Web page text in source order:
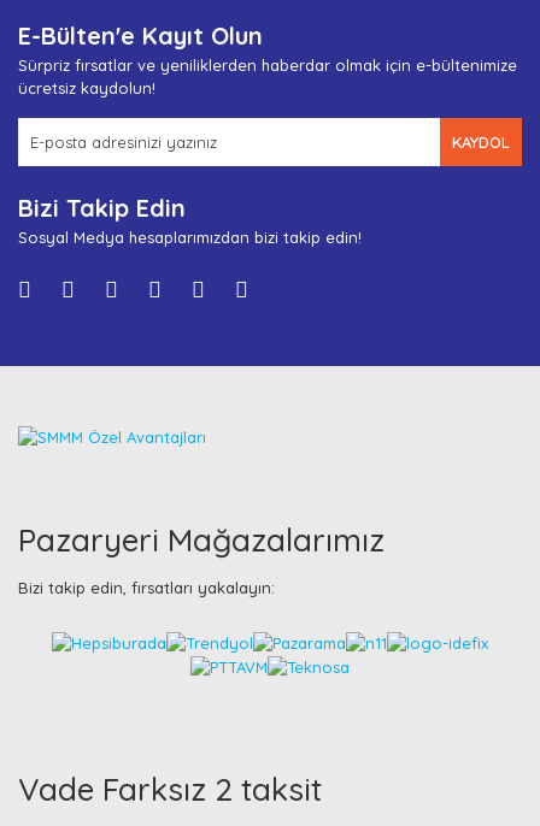
E-Bülten'e Kayıt Olun
Sürpriz fırsatlar ve yeniliklerden haberdar olmak için e-bültenimize
ücretsiz kaydolun!
KAYDOL
Bizi Takip Edin
Sosyal Medya hesaplarımızdan bizi takip edin!
Pazaryeri Mağazalarımız
Bizi takip edin, fırsatları yakalayın:
Vade Farksız 2 taksit